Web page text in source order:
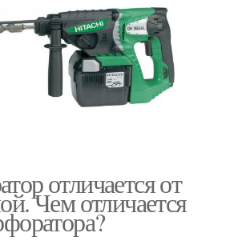
отличается от
Чем отличается